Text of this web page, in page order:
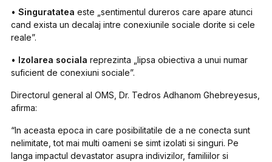
• Singuratatea este „sentimentul dureros care apare atunci
cand exista un decalaj intre conexiunile sociale dorite si cele
reale”.
• Izolarea sociala reprezinta „lipsa obiectiva a unui numar
suficient de conexiuni sociale”.
Directorul general al OMS, Dr. Tedros Adhanom Ghebreyesus,
afirma:
“In aceasta epoca in care posibilitatile de a ne conecta sunt
nelimitate, tot mai multi oameni se simt izolati si singuri. Pe
langa impactul devastator asupra indivizilor, familiilor si